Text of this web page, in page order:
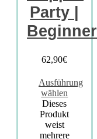
Party |
Beginner
62,90€
Ausführung
wählen
Dieses
Produkt
weist
mehrere